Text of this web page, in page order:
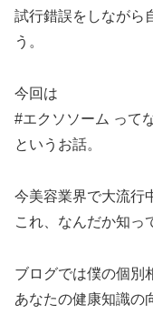
EMBED
試行錯誤をしながら
う。
今回は
#エクソソーム って
というお話。
今美容業界で大流行
これ、なんだか知っ
ブログでは僕の個別
あなたの健康知識の